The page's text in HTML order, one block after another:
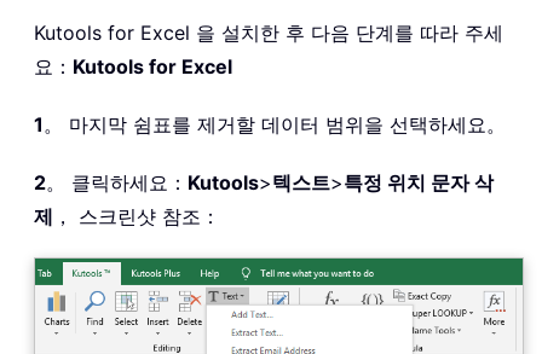
Kutools for Excel 을 설치한 후 다음 단계를 따라 주세
요： Kutools for Excel
1。 마지막 쉼표를 제거할 데이터 범위을 선택하세요。
2。 클릭하세요： Kutools>텍스트>특정 위치 문자 삭
제 ， 스크린샷 참조：